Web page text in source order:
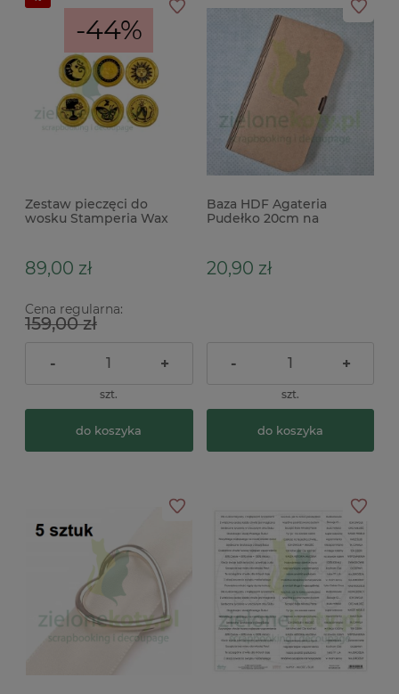
-44%
Zestaw pieczęci do
wosku Stamperia Wax
89,00 zł
Cena regularna:
159,00 zł
- +
szt.
do koszyka
Baza HDF Agateria
Pudełko 20cm na
20,90 zł
- +
szt.
do koszyka